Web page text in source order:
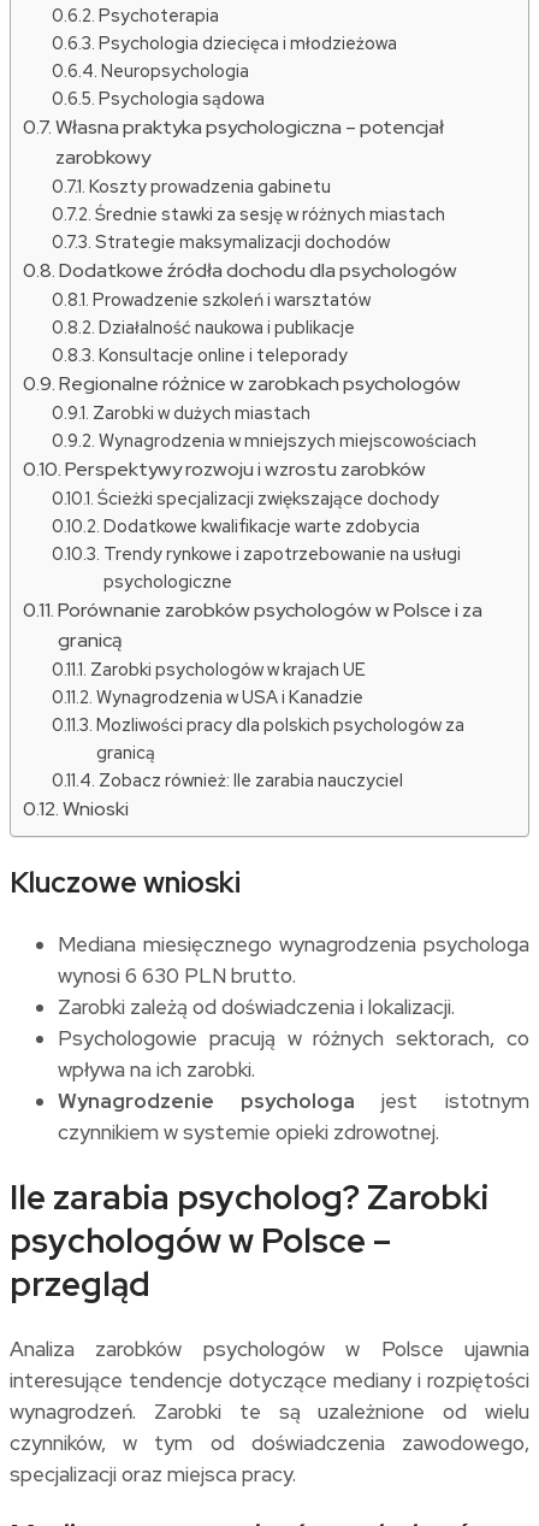
Psychoterapia
Psychologia dziecięca i młodzieżowa
Neuropsychologia
Psychologia sądowa
Własna praktyka psychologiczna – potencjał
zarobkowy
Koszty prowadzenia gabinetu
Średnie stawki za sesję w różnych miastach
Strategie maksymalizacji dochodów
Dodatkowe źródła dochodu dla psychologów
Prowadzenie szkoleń i warsztatów
Działalność naukowa i publikacje
Konsultacje online i teleporady
Regionalne różnice w zarobkach psychologów
Zarobki w dużych miastach
Wynagrodzenia w mniejszych miejscowościach
Perspektywy rozwoju i wzrostu zarobków
Ścieżki specjalizacji zwiększające dochody
Dodatkowe kwalifikacje warte zdobycia
Trendy rynkowe i zapotrzebowanie na usługi
psychologiczne
Porównanie zarobków psychologów w Polsce i za
granicą
Zarobki psychologów w krajach UE
Wynagrodzenia w USA i Kanadzie
Mozliwości pracy dla polskich psychologów za
granicą
Zobacz również: Ile zarabia nauczyciel
Wnioski
Kluczowe wnioski
Mediana miesięcznego wynagrodzenia psychologa
wynosi 6 630 PLN brutto.
Zarobki zależą od doświadczenia i lokalizacji.
Psychologowie pracują w różnych sektorach, co
wpływa na ich zarobki.
Wynagrodzenie psychologa jest istotnym
czynnikiem w systemie opieki zdrowotnej.
Ile zarabia psycholog? Zarobki
psychologów w Polsce –
przegląd
Analiza zarobków psychologów w Polsce ujawnia
interesujące tendencje dotyczące mediany i rozpiętości
wynagrodzeń. Zarobki te są uzależnione od wielu
czynników, w tym od doświadczenia zawodowego,
specjalizacji oraz miejsca pracy.